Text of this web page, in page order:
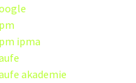
ipma
akademie